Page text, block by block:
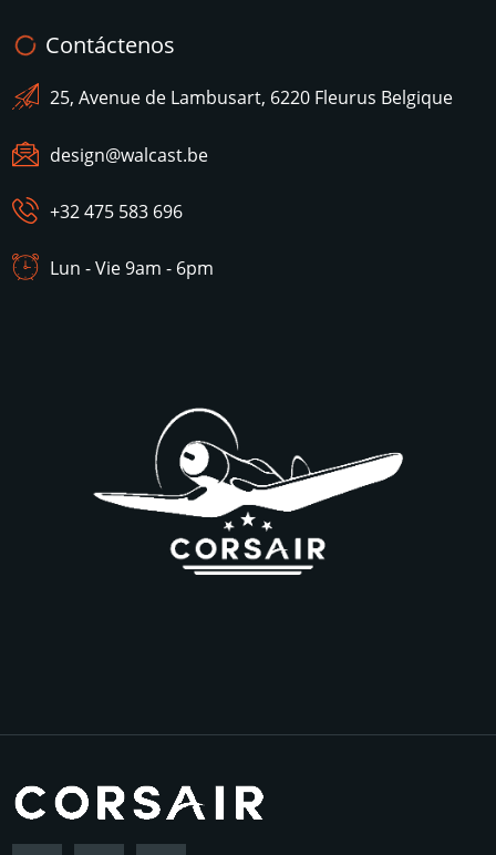
Contáctenos
25, Avenue de Lambusart, 6220 Fleurus Belgique
design@walcast.be
+32 475 583 696
Lun - Vie 9am - 6pm